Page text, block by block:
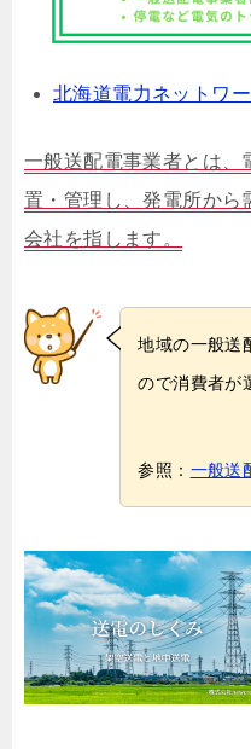
北海道電力ネットワ
一般送配電事業者とは、
置・管理し、発電所から
会社を指します。
地域の一般送
ので消費者が
参照： 一般送